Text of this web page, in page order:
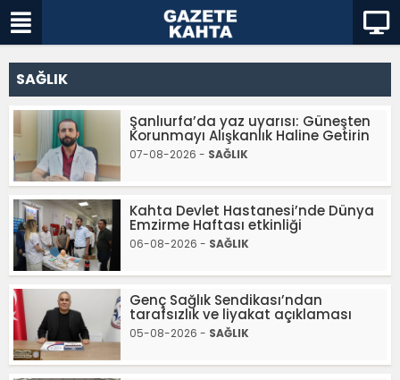
SAĞLIK
Şanlıurfa’da yaz uyarısı: Güneşten
Korunmayı Alışkanlık Haline Getirin
07-08-2026 - SAĞLIK
Kahta Devlet Hastanesi’nde Dünya
Emzirme Haftası etkinliği
06-08-2026 - SAĞLIK
Genç Sağlık Sendikası’ndan
tarafsızlık ve liyakat açıklaması
05-08-2026 - SAĞLIK